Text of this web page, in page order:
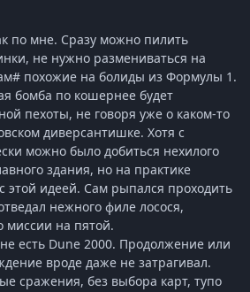
по мне. Сразу можно пилить
не нужно размениваться на
похожие на болиды из Формулы 1.
бомба по кошернее будет
пехоты, не говоря уже о каком-то
диверсантишке. Хотя с
можно было добиться нехилого
здания, но на практике
этой идеей. Сам рыпался проходить
нежного филе лосося,
миссии на пятой.
есть Dune 2000. Продолжение или
вроде даже не затрагивал.
сражения, без выбора карт, тупо